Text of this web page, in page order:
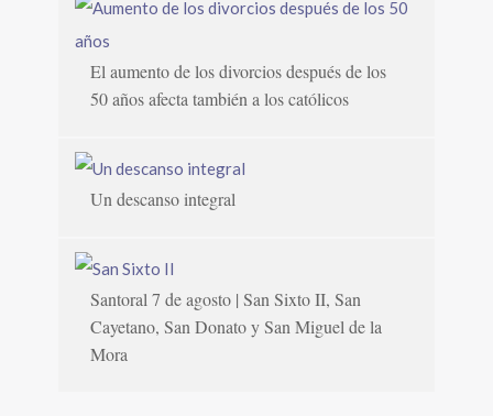
El aumento de los divorcios después de los
50 años afecta también a los católicos
Un descanso integral
Santoral 7 de agosto | San Sixto II, San
Cayetano, San Donato y San Miguel de la
Mora